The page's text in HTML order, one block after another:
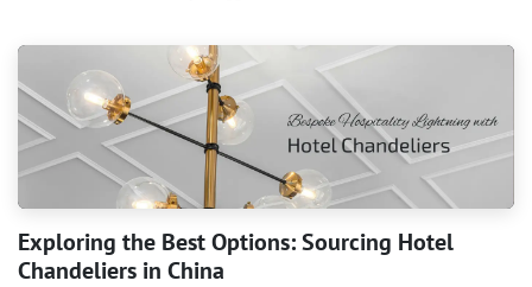
Exploring the Best Options: Sourcing Hotel
Chandeliers in China